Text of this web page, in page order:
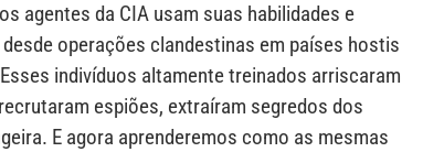
agentes da CIA usam suas habilidades e
operações clandestinas em países hostis
indivíduos altamente treinados arriscaram
espiões, extraíram segredos dos
E agora aprenderemos como as mesmas